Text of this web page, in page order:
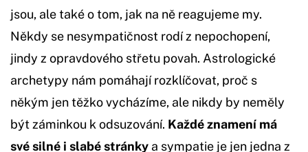
jsou, ale také o tom, jak na ně reagujeme my.
Někdy se nesympatičnost rodí z nepochopení,
jindy z opravdového střetu povah. Astrologické
archetypy nám pomáhají rozklíčovat, proč s
někým jen těžko vycházíme, ale nikdy by neměly
být záminkou k odsuzování. Každé znamení má
své silné i slabé stránky a sympatie je jen jedna z